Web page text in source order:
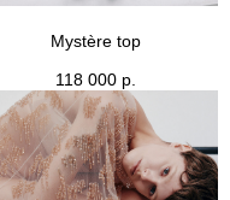
Mystère top
118 000 р.